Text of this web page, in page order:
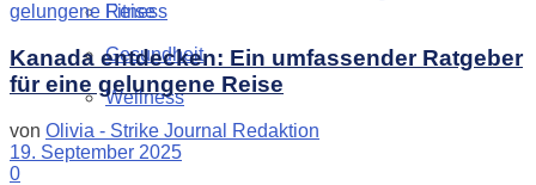
Fitness
Gesundheit
Wellness
Kanada entdecken: Ein umfassender Ratgeber
für eine gelungene Reise
von Olivia - Strike Journal Redaktion
19. September 2025
0